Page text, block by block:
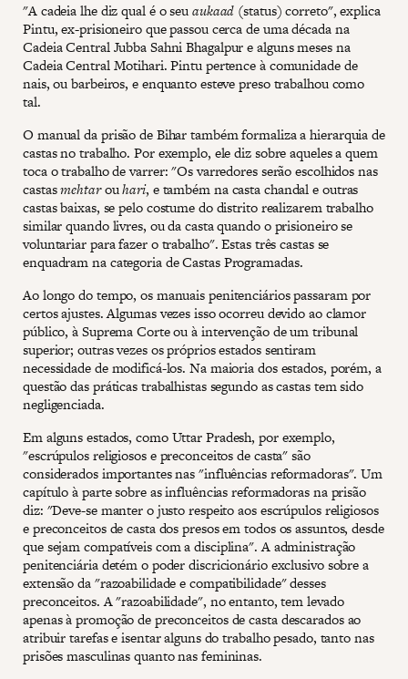
"A cadeia lhe diz qual é o seuaukaad (status) correto", explica
Pintu, ex-prisioneiro que passou cerca de uma década na
Cadeia Central Jubba Sahni Bhagalpur e alguns meses na
Cadeia Central Motihari. Pintu pertence à comunidade de
nais, ou barbeiros, e enquanto esteve preso trabalhou como
tal.
O manual da prisão de Bihar também formaliza a hierarquia de
castas no trabalho. Por exemplo, ele diz sobre aqueles a quem
toca o trabalho de varrer: "Os varredores serão escolhidos nas
castasmehtarouhari, e também na casta chandal e outras
castas baixas, se pelo costume do distrito realizarem trabalho
similar quando livres, ou da casta quando o prisioneiro se
voluntariar para fazer o trabalho". Estas três castas se
enquadram na categoria de Castas Programadas.
Ao longo do tempo, os manuais penitenciários passaram por
certos ajustes. Algumas vezes isso ocorreu devido ao clamor
público, à Suprema Corte ou à intervenção de um tribunal
superior; outras vezes os próprios estados sentiram
necessidade de modificá-los. Na maioria dos estados, porém, a
questão das práticas trabalhistas segundo as castas tem sido
negligenciada.
Em alguns estados, como Uttar Pradesh, por exemplo,
"escrúpulos religiosos e preconceitos de casta" são
considerados importantes nas "influências reformadoras". Um
capítulo à parte sobre as influências reformadoras na prisão
diz: "Deve-se manter o justo respeito aos escrúpulos religiosos
e preconceitos de casta dos presos em todos os assuntos, desde
que sejam compatíveis com a disciplina". A administração
penitenciária detém o poder discricionário exclusivo sobre a
extensão da "razoabilidade e compatibilidade" desses
preconceitos. A "razoabilidade", no entanto, tem levado
apenas à promoção de preconceitos de casta descarados ao
atribuir tarefas e isentar alguns do trabalho pesado, tanto nas
prisões masculinas quanto nas femininas.